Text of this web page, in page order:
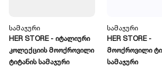
Სამაჯური
HER STORE - Იტალიური
Კოლექციის Მოოქროვილი
Ტიტანის Სამაჯური
Სამაჯური
HER STORE -
Მოოქროვილი
Სამაჯური